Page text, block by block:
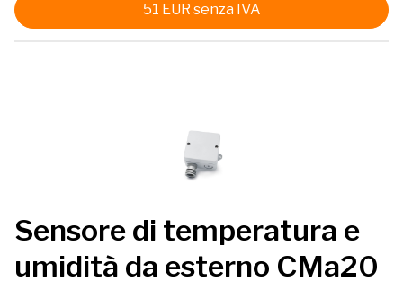
51 EUR senza IVA
Sensore di temperatura e
umidità da esterno CMa20